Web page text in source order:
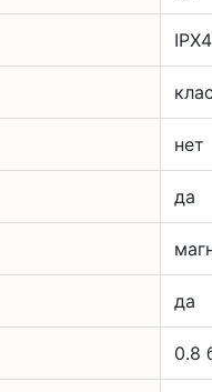
IPX4
нет
да
да
0.8